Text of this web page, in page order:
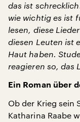
das ist
wie wichtig es ist
lesen, diese
diesen Leuten ist
Haut haben.
reagieren so, das
Ein Roman über
Ob der Krieg sein
Katharina Raabe